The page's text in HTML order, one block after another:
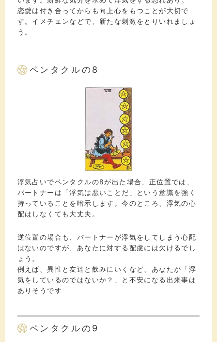
恋愛は付き合ってからも向上心をもつことが大切で
す。イメチェンなどで、新たな刺激をとりいれましょ
う。
ペンタクルの8
浮気占いでペンタクルの8が出た場合、正位置では、
パートナーは「浮気は悪いことだ」という意識を強く
持っていることを暗示します。今のところ、浮気の心
配はしなくても大丈夫。
逆位置の場合も、パートナーが浮気をしてしまう心配
はないのですが、あなたに対する配慮には欠けるでし
ょう。
例えば、異性と友達と飲みにいくなど、あなたが「浮
気をしているのではないか？」と不安になる出来事は
ありそうです
ペンタクルの9